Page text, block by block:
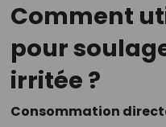
Comment
pour
irritée ?
Consommation